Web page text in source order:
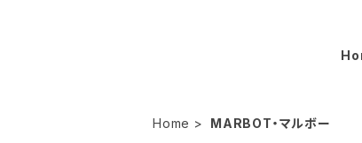
Home MARBOT・マルボー